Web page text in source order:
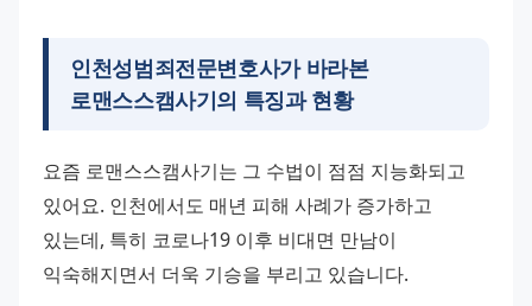
인천성범죄전문변호사가 바라본
로맨스스캠사기의 특징과 현황
요즘 로맨스스캠사기는 그 수법이 점점 지능화되고
있어요. 인천에서도 매년 피해 사례가 증가하고
있는데, 특히 코로나19 이후 비대면 만남이
익숙해지면서 더욱 기승을 부리고 있습니다.